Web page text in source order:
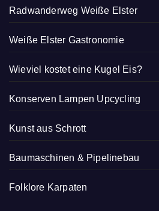
Radwanderweg Weiße Elster
Weiße Elster Gastronomie
Wieviel kostet eine Kugel Eis?
Konserven Lampen Upcycling
Kunst aus Schrott
Baumaschinen & Pipelinebau
Folklore Karpaten